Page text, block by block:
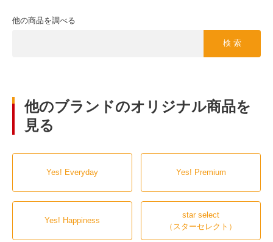
他の商品を調べる
検 索
他のブランドのオリジナル商品を
見る
Yes! Everyday Yes! Premium
Yes! Happiness
star select
（スターセレクト）